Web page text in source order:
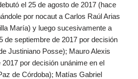
el 25 de agosto de 2017 (hace
por nocaut a Carlos Raúl Arias
María) y luego sucesivamente a
de septiembre de 2017 por decisión
Justiniano Posse); Mauro Alexis
por decisión unánime en el
de Córdoba); Matías Gabriel